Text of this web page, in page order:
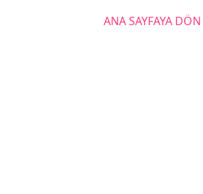
ANA SAYFAYA DÖN